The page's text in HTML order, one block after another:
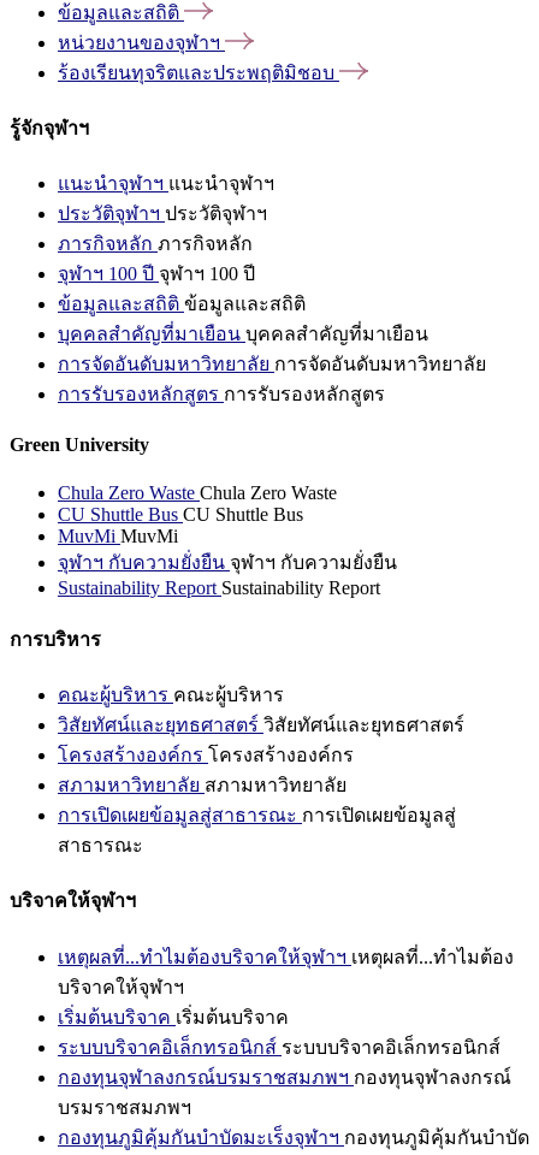
ข้อมูลและสถิติ
หน่วยงานของจุฬาฯ
ร้องเรียนทุจริตและประพฤติมิชอบ
รู้จักจุฬาฯ
แนะนำจุฬาฯ แนะนำจุฬาฯ
ประวัติจุฬาฯ ประวัติจุฬาฯ
ภารกิจหลัก ภารกิจหลัก
จุฬาฯ 100 ปี จุฬาฯ 100 ปี
ข้อมูลและสถิติ ข้อมูลและสถิติ
บุคคลสำคัญที่มาเยือน บุคคลสำคัญที่มาเยือน
การจัดอันดับมหาวิทยาลัย การจัดอันดับมหาวิทยาลัย
การรับรองหลักสูตร การรับรองหลักสูตร
Green University
Chula Zero Waste Chula Zero Waste
CU Shuttle Bus CU Shuttle Bus
MuvMi MuvMi
จุฬาฯ กับความยั่งยืน จุฬาฯ กับความยั่งยืน
Sustainability Report Sustainability Report
การบริหาร
คณะผู้บริหาร คณะผู้บริหาร
วิสัยทัศน์และยุทธศาสตร์ วิสัยทัศน์และยุทธศาสตร์
โครงสร้างองค์กร โครงสร้างองค์กร
สภามหาวิทยาลัย สภามหาวิทยาลัย
การเปิดเผยข้อมูลสู่สาธารณะ การเปิดเผยข้อมูลสู่
สาธารณะ
บริจาคให้จุฬาฯ
เหตุผลที่...ทำไมต้องบริจาคให้จุฬาฯ เหตุผลที่...ทำไมต้อง
บริจาคให้จุฬาฯ
เริ่มต้นบริจาค เริ่มต้นบริจาค
ระบบบริจาคอิเล็กทรอนิกส์ ระบบบริจาคอิเล็กทรอนิกส์
กองทุนจุฬาลงกรณ์บรมราชสมภพฯ กองทุนจุฬาลงกรณ์
บรมราชสมภพฯ
กองทุนภูมิคุ้มกันบำบัดมะเร็งจุฬาฯ กองทุนภูมิคุ้มกันบำบัด